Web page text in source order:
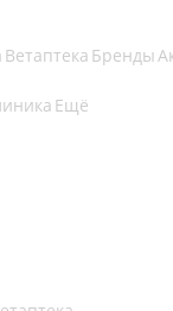
Ветаптека Бренды
Ещё